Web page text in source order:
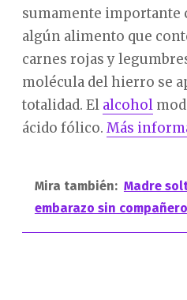
sumamente
algún alimento que
carnes rojas y
molécula del hierro se
totalidad. El alcohol
ácido fólico. Más
Mira también: Madre
embarazo sin compañero